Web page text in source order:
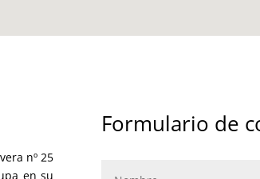
nº 25
en su
Formulario de